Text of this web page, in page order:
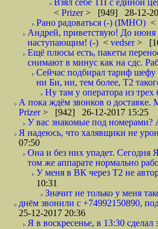
Взял себе ТП с единой
< Prizer> [949] 28-12-
Рано радоваться (-) (IMHO) <
Андрей, приветствую! До июня
наступающим! (-) < vedser>
Ещё плюсы есть, пакеты
снимают в минус как на сдс.
Сейчас подбирал тариф
ни Би, ни, тем более, Т2
Ну там у оператора из трех
А пока ждём звонков о доставке.
Prizer> [942] 26-12-2017 15:25
У вас знакомые под
Я надеюсь, что халявщики не
07:50
Она и без них упадет. Сегодня
том же аппарате нормально
У меня в ВК через Т2 не
10:31
Значит не только у меня
днём звонили с +74992150890,
25-12-2017 20:36
Я в воскресенье, в 13:30